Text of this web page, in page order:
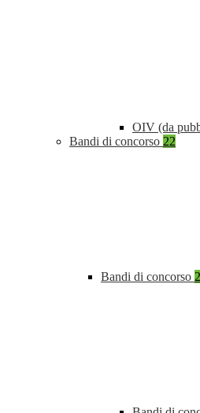
OIV (da
Bandi di concorso 22
Bandi di concorso